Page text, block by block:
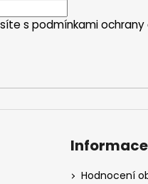
s podmínkami ochrany
Hodnocení